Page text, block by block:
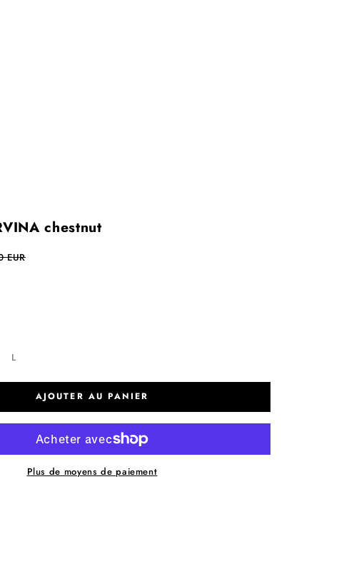
chestnut
EUR
L
AJOUTER AU PANIER
Plus de moyens de paiement